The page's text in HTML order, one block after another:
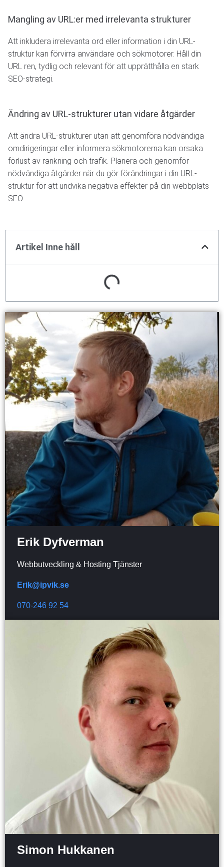
Mangling av URL:er med irrelevanta strukturer
Att inkludera irrelevanta ord eller information i din URL-
struktur kan förvirra användare och sökmotorer. Håll din
URL ren, tydlig och relevant för att upprätthålla en stark
SEO-strategi.
Ändring av URL-strukturer utan vidare åtgärder
Att ändra URL-strukturer utan att genomföra nödvändiga
omdirigeringar eller informera sökmotorerna kan orsaka
förlust av rankning och trafik. Planera och genomför
nödvändiga åtgärder när du gör förändringar i din URL-
struktur för att undvika negativa effekter på din webbplats
SEO.
Artikel Inne håll
Erik Dyfverman
Webbutveckling & Hosting Tjänster
Erik@ipvik.se
070-246 92 54
Simon Hukkanen